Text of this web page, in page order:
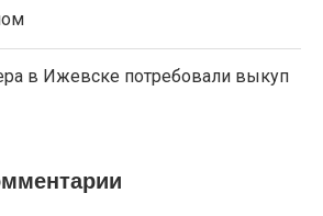
в Ижевске потребовали выкуп